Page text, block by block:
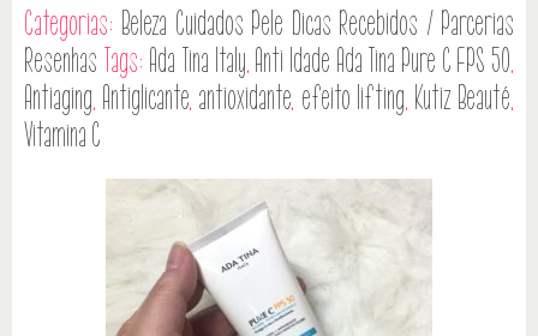
Categorias: Beleza Cuidados Pele Dicas Recebidos / Parcerias
Resenhas Tags: Ada Tina Italy, Anti Idade Ada Tina Pure C FPS 50,
Antiaging, Antiglicante, antioxidante, efeito lifting, Kutiz Beauté,
Vitamina C